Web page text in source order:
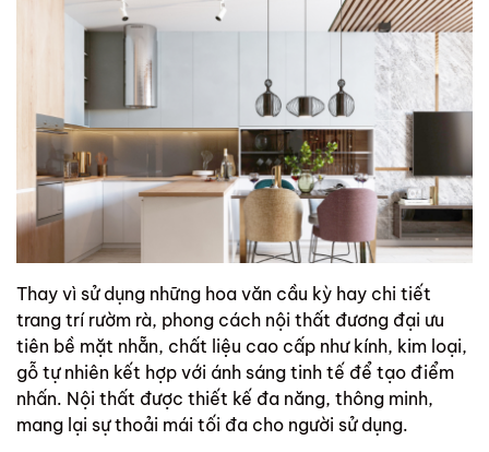
Thay vì sử dụng những hoa văn cầu kỳ hay chi tiết
trang trí rườm rà, phong cách nội thất đương đại ưu
tiên bề mặt nhẵn, chất liệu cao cấp như kính, kim loại,
gỗ tự nhiên kết hợp với ánh sáng tinh tế để tạo điểm
nhấn. Nội thất được thiết kế đa năng, thông minh,
mang lại sự thoải mái tối đa cho người sử dụng.